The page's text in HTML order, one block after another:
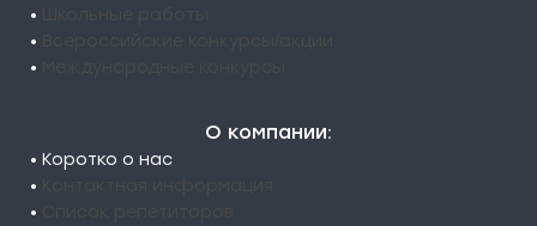
•
•
•
О компании:
• Коротко о нас
•
•